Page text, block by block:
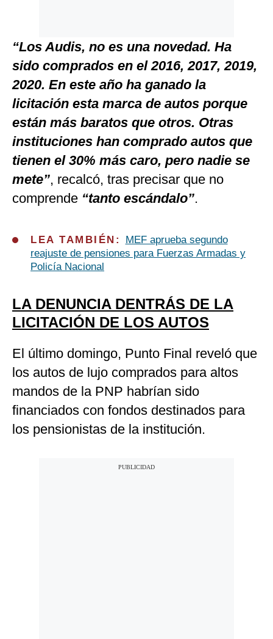
“Los Audis, no es una novedad. Ha
sido comprados en el 2016, 2017, 2019,
2020. En este año ha ganado la
licitación esta marca de autos porque
están más baratos que otros. Otras
instituciones han comprado autos que
tienen el 30% más caro, pero nadie se
mete”, recalcó, tras precisar que no
comprende “tanto escándalo”.
LEA TAMBIÉN:
MEF aprueba segundo
reajuste de pensiones para Fuerzas Armadas y
Policía Nacional
LA DENUNCIA DENTRÁS DE LA
LICITACIÓN DE LOS AUTOS
El último domingo, Punto Final reveló que
los autos de lujo comprados para altos
mandos de la PNP habrían sido
financiados con fondos destinados para
los pensionistas de la institución.